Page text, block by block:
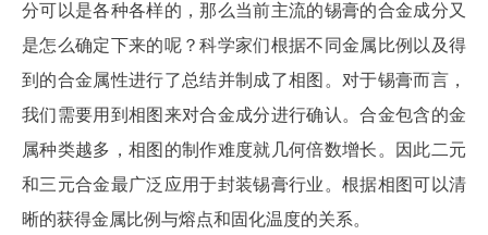
分可以是各种各样的，那么当前主流的锡膏的合金成分又
是怎么确定下来的呢？科学家们根据不同金属比例以及得
到的合金属性进行了总结并制成了相图。对于锡膏而言，
我们需要用到相图来对合金成分进行确认。合金包含的金
属种类越多，相图的制作难度就几何倍数增长。因此二元
和三元合金最广泛应用于封装锡膏行业。根据相图可以清
晰的获得金属比例与熔点和固化温度的关系。